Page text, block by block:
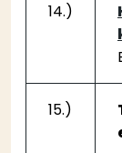
14.)
15.)